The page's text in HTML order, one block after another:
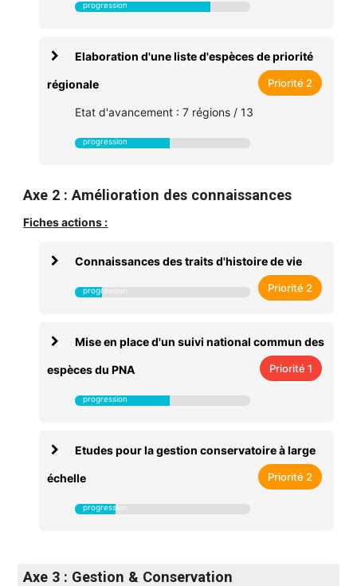
Elaboration d'une liste d'espèces de priorité
régionale Priorité 2
Etat d'avancement : 7 régions / 13
Axe 2 : Amélioration des connaissances
Fiches actions :
Connaissances des traits d'histoire de vie
Priorité 2
Mise en place d'un suivi national commun des
espèces du PNA Priorité 1
Etudes pour la gestion conservatoire à large
échelle Priorité 2
Axe 3 : Gestion & Conservation